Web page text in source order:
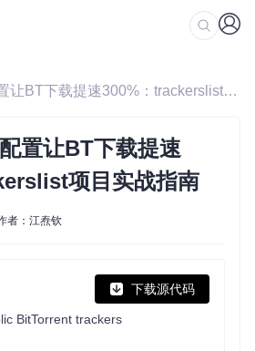
/ 91个Tracker配置让BT下载提速300%：trackerslist项目实战指南
置让BT下载提速
项目实战指南
者：江焘钦
下载源代码
BitTorrent trackers